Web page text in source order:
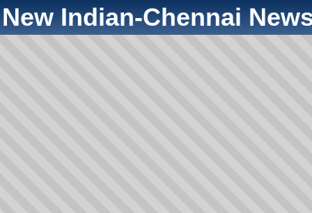
New Indian-Chennai